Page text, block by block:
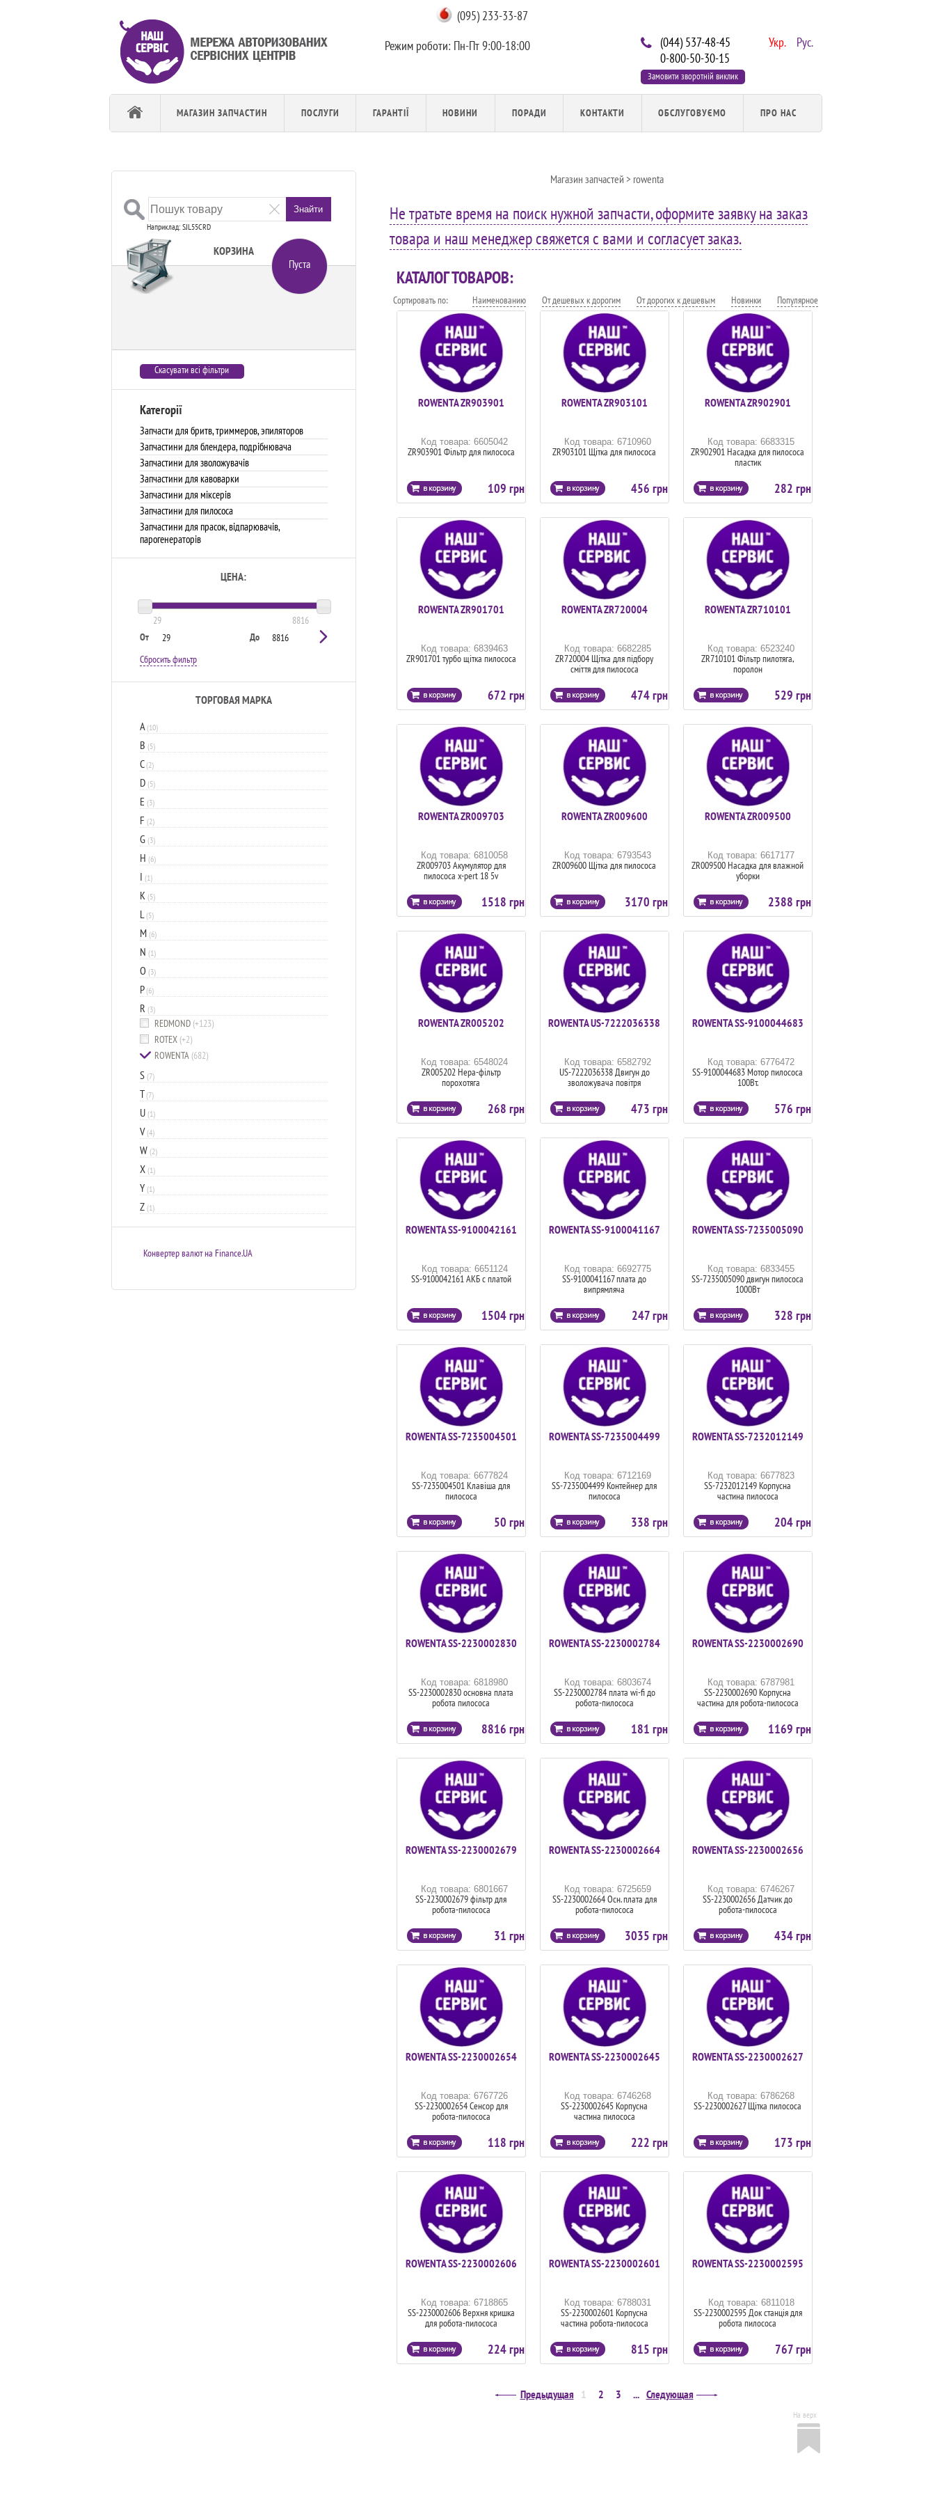
Укр. Рус.
(044) 537-48-45
0-800-50-30-15
Замовити зворотній виклик
(095) 233-33-87
Режим роботи: Пн-Пт 9:00-18:00
МАГАЗИН ЗАПЧАСТИН ПОСЛУГИ ГАРАНТІЇ НОВИНИ ПОРАДИ КОНТАКТИ ОБСЛУГОВУЄМО ПРО НАС
Магазин запчастей > rowenta
Не тратьте время на поиск нужной запчасти, оформите заявку на заказ
товара и наш менеджер свяжется с вами и согласует заказ.
КАТАЛОГ ТОВАРОВ:
Сортировать по: Наименованию От дешевых к дорогим От дорогих к дешевым Новинки Популярное
ROWENTA ZR903901
Код товара: 6605042
ZR903901 Фільтр для пилососа
109 грн
ROWENTA ZR903101
Код товара: 6710960
ZR903101 Щітка для пилососа
456 грн
ROWENTA ZR902901
Код товара: 6683315
ZR902901 Насадка для пилососа
пластик
282 грн
ROWENTA ZR901701
Код товара: 6839463
ZR901701 турбо щітка пилососа
672 грн
ROWENTA ZR720004
Код товара: 6682285
ZR720004 Щітка для підбору
сміття для пилососа
474 грн
ROWENTA ZR710101
Код товара: 6523240
ZR710101 Фільтр пилотяга,
поролон
529 грн
ROWENTA ZR009703
Код товара: 6810058
ZR009703 Акумулятор для
пилососа x-pert 18 5v
1518 грн
ROWENTA ZR009600
Код товара: 6793543
ZR009600 Щітка для пилососа
3170 грн
ROWENTA ZR009500
Код товара: 6617177
ZR009500 Насадка для влажной
уборки
2388 грн
ROWENTA ZR005202
Код товара: 6548024
ZR005202 Hepa-фільтр
порохотяга
268 грн
ROWENTA US-7222036338
Код товара: 6582792
US-7222036338 Двигун до
зволожувача повітря
473 грн
ROWENTA SS-9100044683
Код товара: 6776472
SS-9100044683 Мотор пилососа
100Вт.
576 грн
ROWENTA SS-9100042161
Код товара: 6651124
SS-9100042161 АКБ с платой
1504 грн
ROWENTA SS-9100041167
Код товара: 6692775
SS-9100041167 плата до
випрямляча
247 грн
ROWENTA SS-7235005090
Код товара: 6833455
SS-7235005090 двигун пилососа
1000Вт
328 грн
ROWENTA SS-7235004501
Код товара: 6677824
SS-7235004501 Клавіша для
пилососа
50 грн
ROWENTA SS-7235004499
Код товара: 6712169
SS-7235004499 Контейнер для
пилососа
338 грн
ROWENTA SS-7232012149
Код товара: 6677823
SS-7232012149 Корпусна
частина пилососа
204 грн
ROWENTA SS-2230002830
Код товара: 6818980
SS-2230002830 основна плата
робота пилососа
8816 грн
ROWENTA SS-2230002784
Код товара: 6803674
SS-2230002784 плата wi-fi до
робота-пилососа
181 грн
ROWENTA SS-2230002690
Код товара: 6787981
SS-2230002690 Корпусна
частина для робота-пилососа
1169 грн
ROWENTA SS-2230002679
Код товара: 6801667
SS-2230002679 фільтр для
робота-пилососа
31 грн
ROWENTA SS-2230002664
Код товара: 6725659
SS-2230002664 Осн. плата для
робота-пилососа
3035 грн
ROWENTA SS-2230002656
Код товара: 6746267
SS-2230002656 Датчик до
робота-пилососа
434 грн
ROWENTA SS-2230002654
Код товара: 6767726
SS-2230002654 Сенсор для
робота-пилососа
118 грн
ROWENTA SS-2230002645
Код товара: 6746268
SS-2230002645 Корпусна
частина пилососа
222 грн
ROWENTA SS-2230002627
Код товара: 6786268
SS-2230002627 Щітка пилососа
173 грн
ROWENTA SS-2230002606
Код товара: 6718865
SS-2230002606 Верхня кришка
для робота-пилососа
224 грн
ROWENTA SS-2230002601
Код товара: 6788031
SS-2230002601 Корпусна
частина робота-пилососа
815 грн
ROWENTA SS-2230002595
Код товара: 6811018
SS-2230002595 Док станція для
робота пилососа
767 грн
Предыдущая 1 2 3 ... Следующая
На верх
Наприклад: SJL55CRD
Знайти
КОРЗИНА
Пуста
Скасувати всі фільтри
Категорії
Запчасти для бритв, триммеров, эпиляторов
Запчастини для блендера, подрібнювача
Запчастини для зволожувачів
Запчастини для кавоварки
Запчастини для міксерів
Запчастини для пилососа
Запчастини для прасок, відпарювачів,
парогенераторів
ЦЕНА:
29
8816
От
До
Сбросить фильтр
ТОРГОВАЯ МАРКА
A(10)
B (5)
C(2)
D (5)
E (3)
F (2)
G (3)
H (6)
I (1)
K (5)
L(5)
M (6)
N (1)
O (3)
P(6)
R (3)
REDMOND (+123)
ROTEX (+2)
ROWENTA (682)
S (7)
T(7)
U (1)
V(4)
W (2)
X (1)
Y (1)
Z (1)
Конвертер валют на Finance.UA